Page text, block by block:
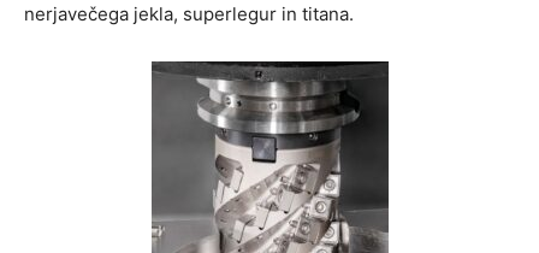
nerjavečega jekla, superlegur in titana.